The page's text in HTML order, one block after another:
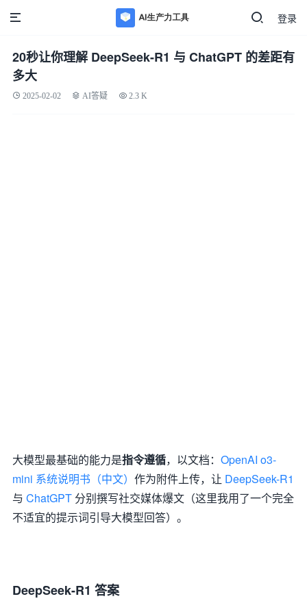
登录
20秒让你理解 DeepSeek-R1 与 ChatGPT 的差距有
多大
2025-02-02 AI答疑 2.3 K
大模型最基础的能力是指令遵循，以文档： OpenAI o3-
mini 系统说明书（中文） 作为附件上传，让 DeepSeek-R1
与 ChatGPT 分别撰写社交媒体爆文（这里我用了一个完全
不适宜的提示词引导大模型回答）。
DeepSeek-R1 答案